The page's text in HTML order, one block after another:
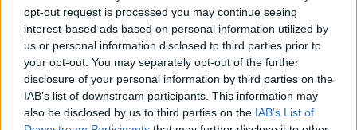
opt-out request is processed you may continue seeing
interest-based ads based on personal information utilized by
us or personal information disclosed to third parties prior to
your opt-out. You may separately opt-out of the further
disclosure of your personal information by third parties on the
IAB’s list of downstream participants. This information may
also be disclosed by us to third parties on the IAB’s List of